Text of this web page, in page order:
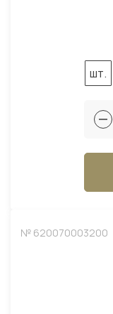
шт.
№ 620070003200